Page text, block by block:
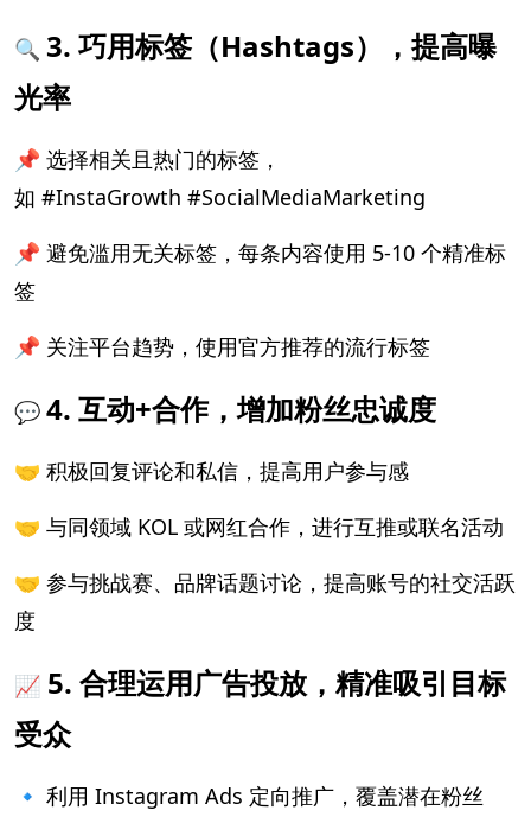
🔍 3. 巧用标签（Hashtags），提高曝
光率
📌 选择相关且热门的标签，
如 #InstaGrowth #SocialMediaMarketing
📌 避免滥用无关标签，每条内容使用 5-10 个精准标
签
📌 关注平台趋势，使用官方推荐的流行标签
💬 4. 互动+合作，增加粉丝忠诚度
🤝 积极回复评论和私信，提高用户参与感
🤝 与同领域 KOL 或网红合作，进行互推或联名活动
🤝 参与挑战赛、品牌话题讨论，提高账号的社交活跃
度
📈 5. 合理运用广告投放，精准吸引目标
受众
🔹 利用 Instagram Ads 定向推广，覆盖潜在粉丝